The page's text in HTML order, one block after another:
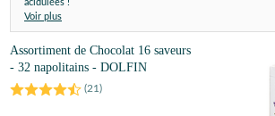
acidulées !
Voir plus
Assortiment de Chocolat 16 saveurs
- 32 napolitains - DOLFIN
(21)